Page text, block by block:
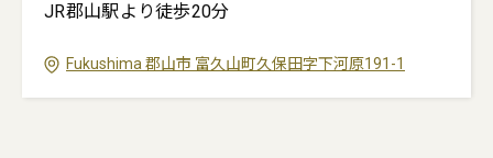
JR郡山駅より徒歩20分
Fukushima 郡山市 富久山町久保田字下河原191-1